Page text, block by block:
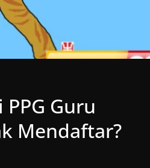
Guru
Mendaftar?